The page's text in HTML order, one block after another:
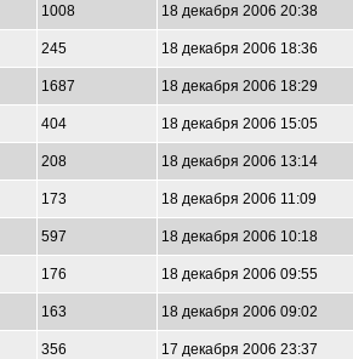
1008 18 декабря 2006 20:38
245 18 декабря 2006 18:36
1687 18 декабря 2006 18:29
404 18 декабря 2006 15:05
208 18 декабря 2006 13:14
173 18 декабря 2006 11:09
597 18 декабря 2006 10:18
176 18 декабря 2006 09:55
163 18 декабря 2006 09:02
356 17 декабря 2006 23:37